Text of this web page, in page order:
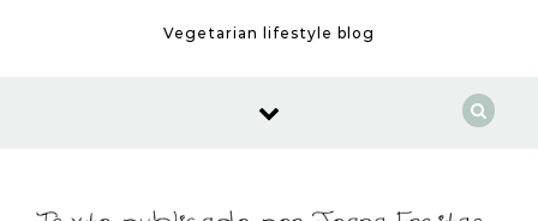
Vegetarian lifestyle blog